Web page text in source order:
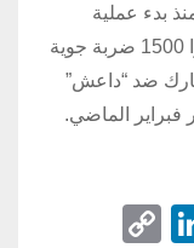
بدء عملية
“شامال”، أكثر من 18 ألف قذيفة ووجهوا 1500 ضربة جوية
ضد “داعش”
الماضي.
Li